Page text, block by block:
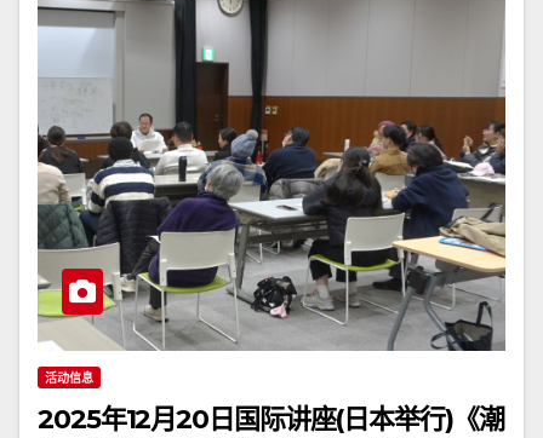
活动信息
2025年12月20日国际讲座(日本举行)《潮